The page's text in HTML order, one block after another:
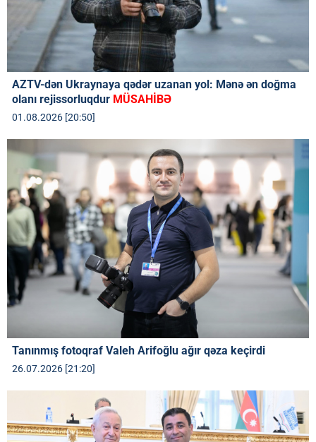
AZTV-dən Ukraynaya qədər uzanan yol: Mənə ən doğma
olanı rejissorluqdur MÜSAHİBƏ
01.08.2026 [20:50]
Tanınmış fotoqraf Valeh Arifoğlu ağır qəza keçirdi
26.07.2026 [21:20]